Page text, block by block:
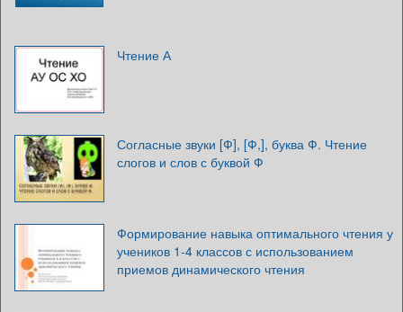
Чтение А
Согласные звуки [Ф], [Ф,], буква Ф. Чтение
слогов и слов с буквой Ф
Формирование навыка оптимального чтения у
учеников 1-4 классов с использованием
приемов динамического чтения